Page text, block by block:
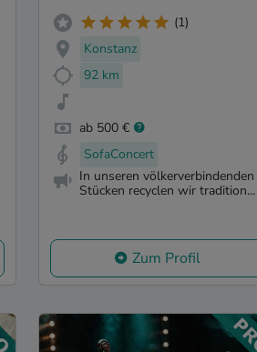
(1)
Konstanz
92 km
ab 500 €
SofaConcert
In unseren völkerverbindenden
Stücken recyclen wir tradition...
Zum Profil